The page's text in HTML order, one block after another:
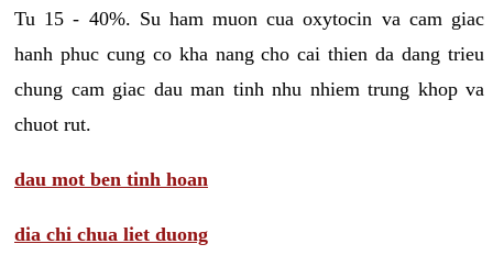
Tu 15 - 40%. Su ham muon cua oxytocin va cam giac
hanh phuc cung co kha nang cho cai thien da dang trieu
chung cam giac dau man tinh nhu nhiem trung khop va
chuot rut.
dau mot ben tinh hoan
dia chi chua liet duong